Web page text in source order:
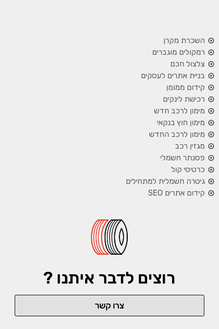
השכרת מקרן
רמקולים מוגברים
צלצול חכם
בניית אתרים לעסקים
קידום ממומן
רכישת לינקים
מימון לרכב חדש
מימון חוץ בנקאי
מימון לרכב החדש
מגזין רכב
פסנתר חשמלי
כרטיסי קול
גיטרה חשמלית למתחילים
קידום אתרים SEO
רוצים לדבר איתנו ?
צרו קשר